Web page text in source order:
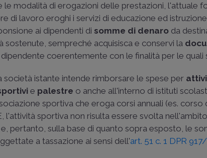
le modalità di erogazioni delle prestazioni, l'attuale
di lavoro eroghi i servizi di educazione ed
ai dipendenti di somme di denaro da
sostenute, sempreché acquisisca e conservi la
coerentemente con le finalità per le
società istante intende rimborsare le spese per
e palestre o anche all'interno di istituti
sportiva che eroga corsi annuali (es. corso
l'attività sportiva non risulta essere svolta
pertanto, sulla base di quanto sopra esposto, le
a tassazione ai sensi dell'art. 51 c. 1 DPR